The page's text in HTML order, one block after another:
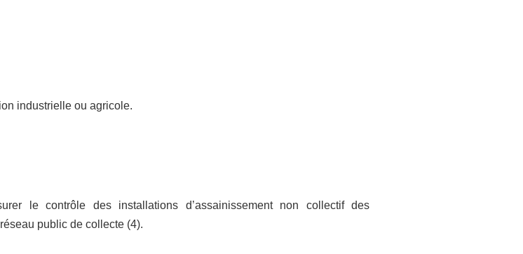
industrielle ou agricole.
le contrôle des installations d’assainissement non collectif des
public de collecte (4).